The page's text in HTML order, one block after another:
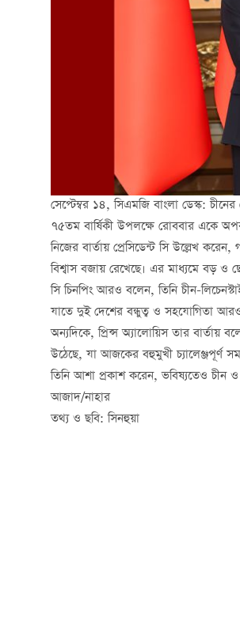
সেপ্টেম্বর ১৪, সিএমজি বাংলা ডেস্ক: চীনের
৭৫তম বার্ষিকী উপলক্ষে রোববার একে
নিজের বার্তায় প্রেসিডেন্ট সি উল্লেখ
বিশ্বাস বজায় রেখেছে। এর মাধ্যমে বড় ও
সি চিনপিং আরও বলেন, তিনি চীন-
যাতে দুই দেশের বন্ধুত্ব ও সহযোগিতা
অন্যদিকে, প্রিন্স অ্যালোয়িস তার বার্তায়
উঠেছে, যা আজকের বহুমুখী চ্যালেঞ্জপূর্ণ
তিনি আশা প্রকাশ করেন, ভবিষ্যতেও চীন
আজাদ/নাহার
তথ্য ও ছবি: সিনহুয়া